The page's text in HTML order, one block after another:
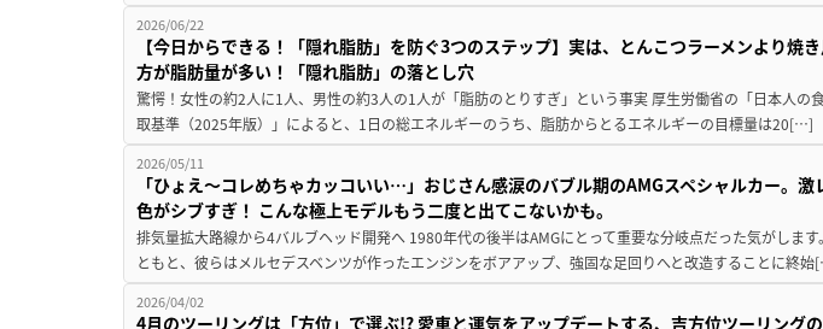
2026/06/22
【今日からできる！「隠れ脂肪」を防ぐ3つのステップ】実は、とんこつラーメンより焼
方が脂肪量が多い！「隠れ脂肪」の落とし穴
驚愕！女性の約2人に1人、男性の約3人の1人が「脂肪のとりすぎ」という事実 厚生労働省の「日本人の
取基準（2025年版）」によると、1日の総エネルギーのうち、脂肪からとるエネルギーの目標量は20[…]
2026/05/11
「ひょえ〜コレめちゃカッコいい…」おじさん感涙のバブル期のAMGスペシャルカー。激
色がシブすぎ！ こんな極上モデルもう二度と出てこないかも。
排気量拡大路線から4バルブヘッド開発へ 1980年代の後半はAMGにとって重要な分岐点だった気がします
ともと、彼らはメルセデスベンツが作ったエンジンをボアアップ、強固な足回りへと改造することに終
2026/04/02
4月のツーリングは「方位」で選ぶ!? 愛車と運気をアップデートする、吉方位ツーリング